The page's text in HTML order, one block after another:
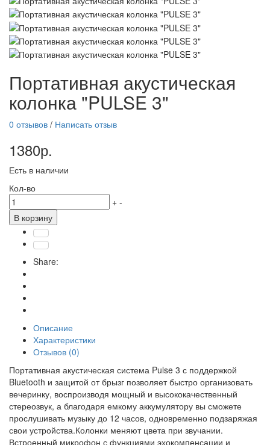
Портативная акустическая
колонка "PULSE 3"
0 отзывов / Написать отзыв
1380р.
Есть в наличии
Кол-во
+ -
В корзину
Share:
Описание
Характеристики
Отзывов (0)
Портативная акустическая система Pulse 3 с поддержкой
Bluetooth и защитой от брызг позволяет быстро организовать
вечеринку, воспроизводя мощный и высококачественный
стереозвук, а благодаря емкому аккумулятору вы сможете
прослушивать музыку до 12 часов, одновременно подзаряжая
свои устройства.Колонки меняют цвета при звучании.
Встроенный микрофон с функциями эхокомпенсации и